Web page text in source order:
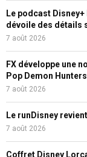
Le podcast
dévoile des détails
7 août 2026
FX développe une
Pop Demon Hunters
7 août 2026
Le runDisney
7 août 2026
Coffret Disney